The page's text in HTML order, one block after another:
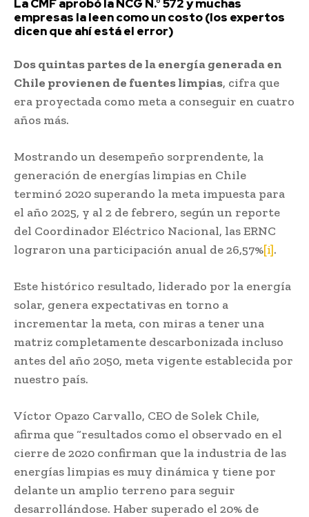
La CMF aprobó la NCG N.° 572 y muchas
empresas la leen como un costo (los expertos
dicen que ahí está el error)
Dos quintas partes de la energía generada en
Chile provienen de fuentes limpias, cifra que
era proyectada como meta a conseguir en cuatro
años más.
Mostrando un desempeño sorprendente, la
generación de energías limpias en Chile
terminó 2020 superando la meta impuesta para
el año 2025, y al 2 de febrero, según un reporte
del Coordinador Eléctrico Nacional, las ERNC
lograron una participación anual de 26,57%[i].
Este histórico resultado, liderado por la energía
solar, genera expectativas en torno a
incrementar la meta, con miras a tener una
matriz completamente descarbonizada incluso
antes del año 2050, meta vigente establecida por
nuestro país.
Víctor Opazo Carvallo, CEO de Solek Chile,
afirma que “resultados como el observado en el
cierre de 2020 confirman que la industria de las
energías limpias es muy dinámica y tiene por
delante un amplio terreno para seguir
desarrollándose. Haber superado el 20% de